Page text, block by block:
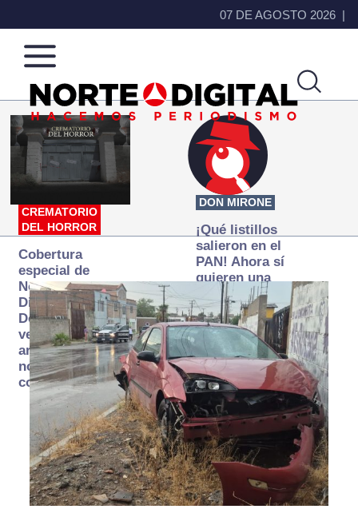
07 DE AGOSTO 2026
Norte
de
Ciudad
Más
que
noticias,
hacemos periodismo
CREMATORIO
DEL HORROR
Cobertura
especial de
Norte
Digital:
Donde la
verdad
arde… pero
no se
consume
DON MIRONE
¡Qué listillos
salieron en el
PAN! Ahora sí
quieren una
Fiscalía
autónoma… y
transexenal